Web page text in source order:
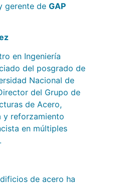
gerente de GAP
en Ingeniería
del posgrado de
Nacional de
del Grupo de
de Acero,
y reforzamiento
en múltiples
de acero ha